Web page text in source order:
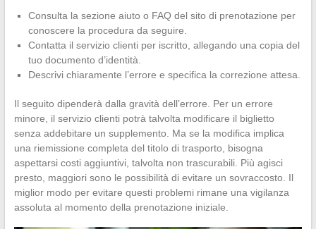
Consulta la sezione aiuto o FAQ del sito di prenotazione per
conoscere la procedura da seguire.
Contatta il servizio clienti per iscritto, allegando una copia del
tuo documento d’identità.
Descrivi chiaramente l’errore e specifica la correzione attesa.
Il seguito dipenderà dalla gravità dell’errore. Per un errore
minore, il servizio clienti potrà talvolta modificare il biglietto
senza addebitare un supplemento. Ma se la modifica implica
una riemissione completa del titolo di trasporto, bisogna
aspettarsi costi aggiuntivi, talvolta non trascurabili. Più agisci
presto, maggiori sono le possibilità di evitare un sovraccosto. Il
miglior modo per evitare questi problemi rimane una vigilanza
assoluta al momento della prenotazione iniziale.